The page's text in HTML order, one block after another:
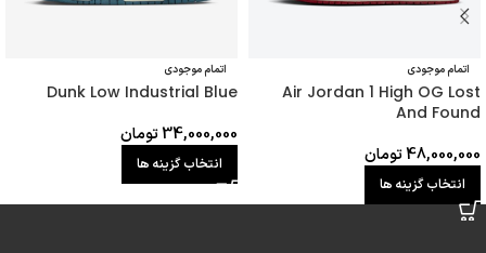
اتمام موجودی
Air Jordan 1 High OG Lost
And Found
48,000,000تومان
انتخاب گزینه ها
اتمام موجودی
Dunk Low Industrial Blue
34,000,000تومان
انتخاب گزینه ها